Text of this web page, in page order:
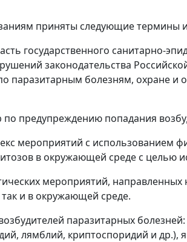
приняты следующие термины
государственного санитарно-
законодательства
паразитарным болезням, охране и
предупреждению попадания
мероприятий с использованием
в окружающей среде с целью
мероприятий, направленных
и в окружающей среде.
паразитарных
лямблий, криптоспоридий и